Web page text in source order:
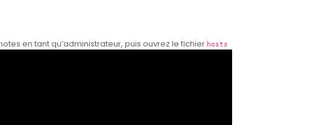
en tant qu’administrateur, puis ouvrez le fichier hosts